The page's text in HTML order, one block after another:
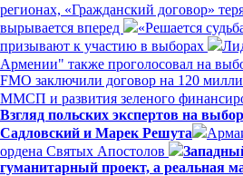
регионах, «Гражданский договор»
вырывается вперед
«Решается
призывают к участию в выборах
Армении" также проголосовал на
FMO заключили договор на 120
ММСП и развития зеленого
Взгляд польских экспертов на
Садловский и Марек Решута
ордена Святых Апостолов
гуманитарный проект, а реальная